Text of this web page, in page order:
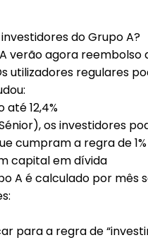
do Grupo A?
verão agora reembolso
utilizadores regulares
até12,4%
os investidores
cumpram a regra de
capital em dívida
A é calculado por mês
para a regra de